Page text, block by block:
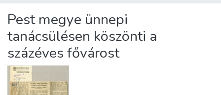
About us
Pest megye ünnepi
tanácsülésen köszönti a
százéves fővárost